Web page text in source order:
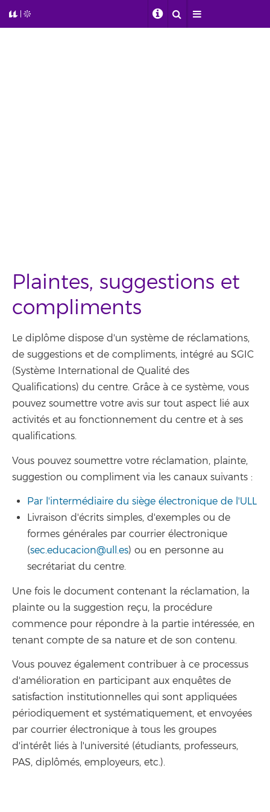
Plaintes, suggestions et
compliments
Le diplôme dispose d'un système de réclamations,
de suggestions et de compliments, intégré au SGIC
(Système International de Qualité des
Qualifications) du centre. Grâce à ce système, vous
pouvez soumettre votre avis sur tout aspect lié aux
activités et au fonctionnement du centre et à ses
qualifications.
Vous pouvez soumettre votre réclamation, plainte,
suggestion ou compliment via les canaux suivants :
Par l'intermédiaire du siège électronique de l'ULL
Livraison d'écrits simples, d'exemples ou de
formes générales par courrier électronique
(sec.educacion@ull.es) ou en personne au
secrétariat du centre.
Une fois le document contenant la réclamation, la
plainte ou la suggestion reçu, la procédure
commence pour répondre à la partie intéressée, en
tenant compte de sa nature et de son contenu.
Vous pouvez également contribuer à ce processus
d'amélioration en participant aux enquêtes de
satisfaction institutionnelles qui sont appliquées
périodiquement et systématiquement, et envoyées
par courrier électronique à tous les groupes
d'intérêt liés à l'université (étudiants, professeurs,
PAS, diplômés, employeurs, etc.).